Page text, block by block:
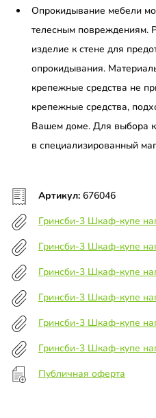
Опрокидывание мебели
телесным повреждениям.
изделие к стене для
опрокидывания.
крепежные средства не
крепежные средства,
Вашем доме. Для выбора
в специализированный
Артикул: 676046
Гринсби-3 Шкаф-купе
Гринсби-3 Шкаф-купе
Гринсби-3 Шкаф-купе
Гринсби-3 Шкаф-купе
Гринсби-3 Шкаф-купе
Гринсби-3 Шкаф-купе
Публичная оферта